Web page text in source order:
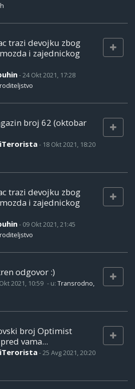
trazi devojku zbog
i zajednickog
-24 Okt 2021, 17:28
broj 62 (oktobar
- 18 Okt 2021, 18:20
trazi devojku zbog
i zajednickog
- 09 Okt 2021, 21:45
odgovor :)
2021, 10:59 - u: Transrodno,
broj Optimist
vama...
-25 Avg 2021, 20:20